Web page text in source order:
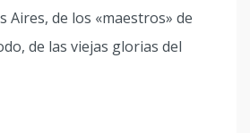
Aires, de los «maestros» de
de las viejas glorias del